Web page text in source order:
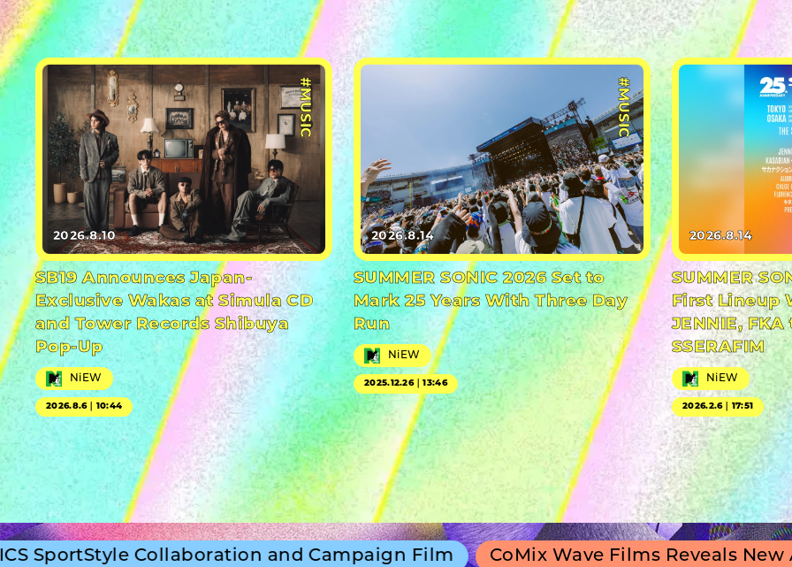
#MUSIC
2026.8.10
SB19 Announces Japan-
Exclusive Wakas at Simula CD
and Tower Records Shibuya
Pop-Up
NiEW
2026.8.6｜10:44
#MUSIC
2026.8.14
SUMMER SONIC 2026 Set to
Mark 25 Years With Three Day
Run
NiEW
2025.12.26｜13:46
2026.8.14
SUMMER
First Lineup
JENNIE,
SSERAFIM
NiEW
2026.2.6｜17:51
Collaboration and Campaign Film CoMix Wave Films Reveals New Anime